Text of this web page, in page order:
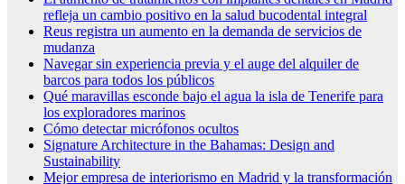
refleja un cambio positivo en la salud bucodental integral
Reus registra un aumento en la demanda de servicios de
mudanza
Navegar sin experiencia previa y el auge del alquiler de
barcos para todos los públicos
Qué maravillas esconde bajo el agua la isla de Tenerife para
los exploradores marinos
Cómo detectar micrófonos ocultos
Signature Architecture in the Bahamas: Design and
Sustainability
Mejor empresa de interiorismo en Madrid y la transformación